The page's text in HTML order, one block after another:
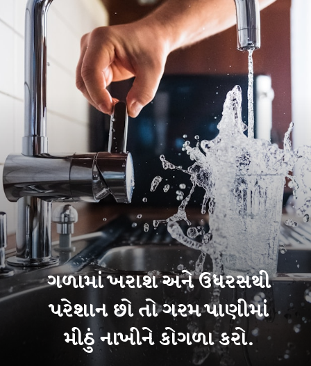
ગળામાં ખરાશ અને ઉધરસથી
પરેશાન છો તો ગરમ પાણીમાં
મીઠું નાખીને કોગળા કરો.